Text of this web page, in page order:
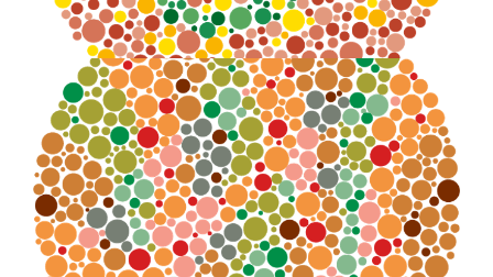
Numero distinguibile:
nessuno